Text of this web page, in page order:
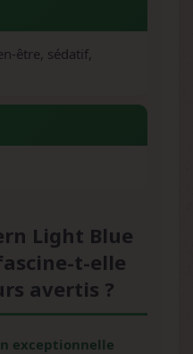
être, sédatif,
Light Blue
t-elle
avertis ?
exceptionnelle